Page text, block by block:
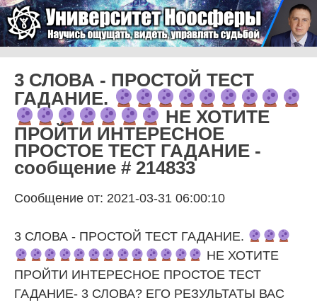
Университет Ноосферы
3 СЛОВА - ПРОСТОЙ ТЕСТ
ГАДАНИЕ.
НЕ ХОТИТЕ
ПРОЙТИ ИНТЕРЕСНОЕ
ПРОСТОЕ ТЕСТ ГАДАНИЕ -
сообщение # 214833
Сообщение от: 2021-03-31 06:00:10
3 СЛОВА - ПРОСТОЙ ТЕСТ ГАДАНИЕ.
НЕ ХОТИТЕ
ПРОЙТИ ИНТЕРЕСНОЕ ПРОСТОЕ ТЕСТ
ГАДАНИЕ- 3 СЛОВА? ЕГО РЕЗУЛЬТАТЫ ВАС